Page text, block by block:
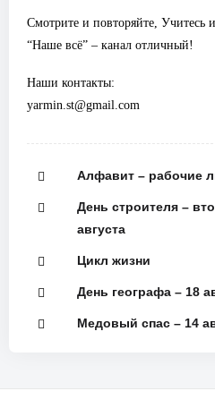
Смотрите и повторяйте, Учитесь
“Наше всё” – канал отличный!
Наши контакты:
yarmin.st@gmail.com
Алфавит – рабочие
День строителя –
августа
Цикл жизни
День географа – 18
Медовый спас – 14